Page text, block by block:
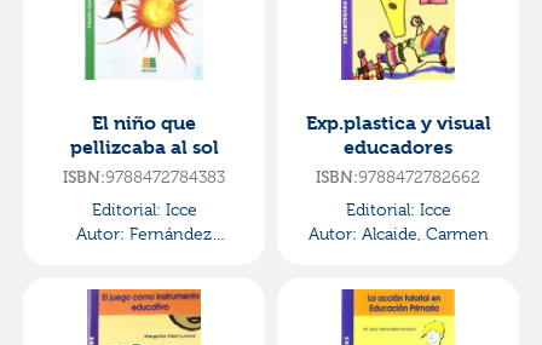
El niño que
pellizcaba al sol
ISBN:9788472784383
Editorial: Icce
Autor: Fernández
Exp.plastica y visual
educadores
ISBN:9788472782662
Editorial: Icce
Autor: Alcaide, Carmen